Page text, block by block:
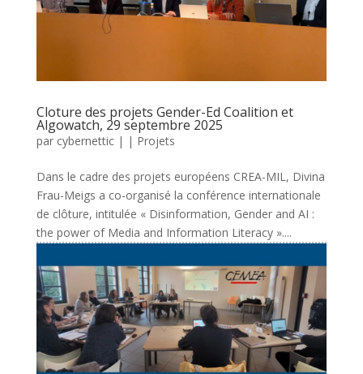
Cloture des projets Gender-Ed Coalition et
Algowatch, 29 septembre 2025
par cybernettic| | Projets
Dans le cadre des projets européens CREA-MIL, Divina
Frau-Meigs a co-organisé la conférence internationale
de clôture, intitulée « Disinformation, Gender and AI :
the power of Media and Information Literacy »....